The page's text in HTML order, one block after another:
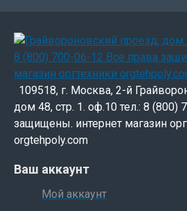
109518, г. Москва, 2-й
дом 48, стр. 1. оф.10 тел.: 8 (800)
защищены. интернет магазин
orgtehpoly.com
Ваш аккаунт
Мой аккаунт